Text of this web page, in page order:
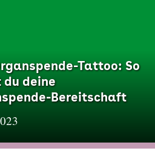
Tattoo: So
du deine
Bereitschaft